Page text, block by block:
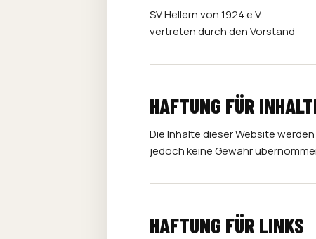
SV Hellern von 1924 e.V.
vertreten durch den Vorstand
HAFTUNG FÜR
Die Inhalte dieser Website
jedoch keine Gewähr
HAFTUNG FÜR LINKS